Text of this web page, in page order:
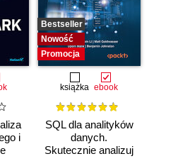
i
Bestseller
Nowość
Promocja
książka ebook
SQL dla analityków
danych.
Skutecznie analizuj